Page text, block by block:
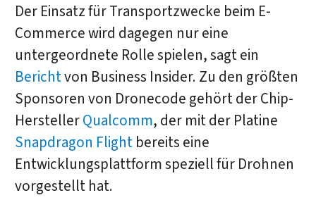
Der Einsatz für Transportzwecke beim E-
Commerce wird dagegen nur eine
untergeordnete Rolle spielen, sagt ein
Berichtvon Business Insider. Zu den größten
Sponsoren von Dronecode gehört der Chip-
HerstellerQualcomm, der mit der Platine
Snapdragon Flightbereits eine
Entwicklungsplattform speziell für Drohnen
vorgestellt hat.